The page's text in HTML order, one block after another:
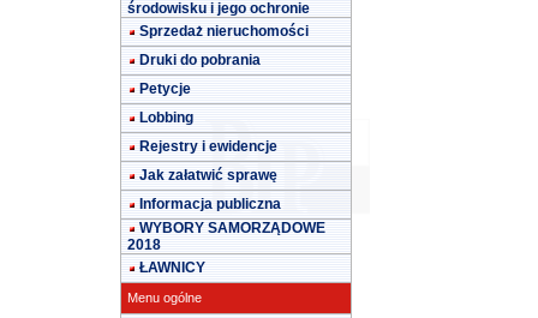
środowisku i jego ochronie
Sprzedaż nieruchomości
Druki do pobrania
Petycje
Lobbing
Rejestry i ewidencje
Jak załatwić sprawę
Informacja publiczna
WYBORY SAMORZĄDOWE
2018
ŁAWNICY
Menu ogólne